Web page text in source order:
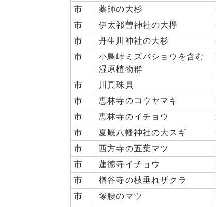
市
薬師の大杉
市
伊太祁曽神社の大欅
市
丹生川神社の大杉
市
小鳥峠ミズバショウを含む
湿原植物群
市 川真珠貝
市
恵林寺のコウヤマキ
市
恵林寺のイチョウ
市
夏厩八幡神社の大スギ
市
西方寺の五葉マツ
市
蓮徳寺イチョウ
市
楢谷寺の枝垂れザクラ
市
塚腰のマツ